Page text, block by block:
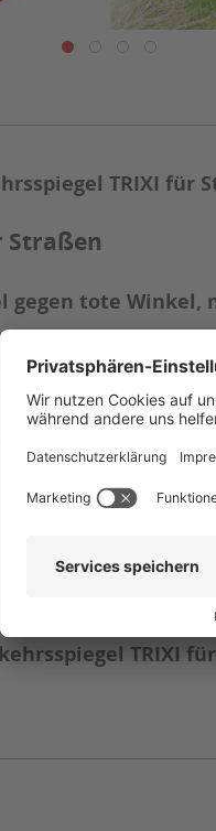
TRIXI für
Straßen
gegen tote
und
vermieden. Der
Bandschellenadapter für
Ø 35 cm und Ø 50
Maß Gewicht
Ø 50 cm 2,4 kg
TRIXI